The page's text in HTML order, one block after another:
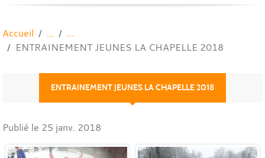
Accueil
ENTRAINEMENT JEUNES LA CHAPELLE 2018
ENTRAINEMENT JEUNES LA CHAPELLE 2018
Publié le 25 janv. 2018